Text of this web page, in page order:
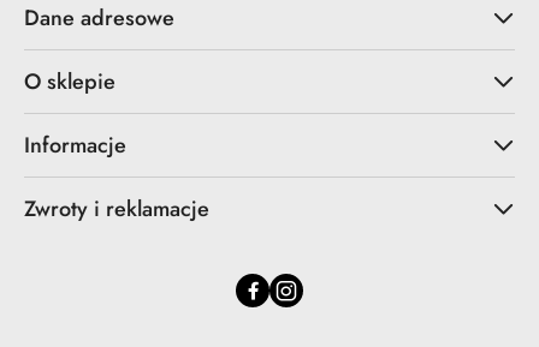
Dane adresowe
O sklepie
Informacje
Zwroty i reklamacje